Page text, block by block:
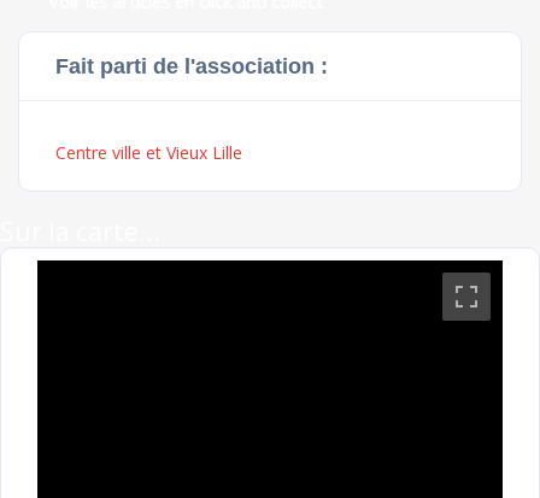
Fait parti de l'association :
Centre ville et Vieux Lille